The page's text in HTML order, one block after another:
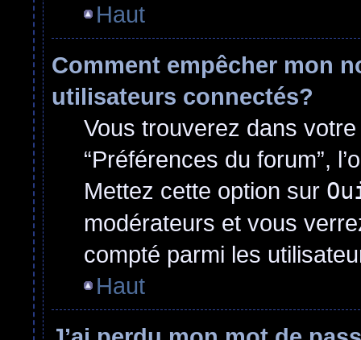
Haut
Comment empêcher mon
utilisateurs connectés?
Vous trouverez dans
“Préférences du forum”,
Mettez cette option sur
modérateurs et vous
compté parmi les
Haut